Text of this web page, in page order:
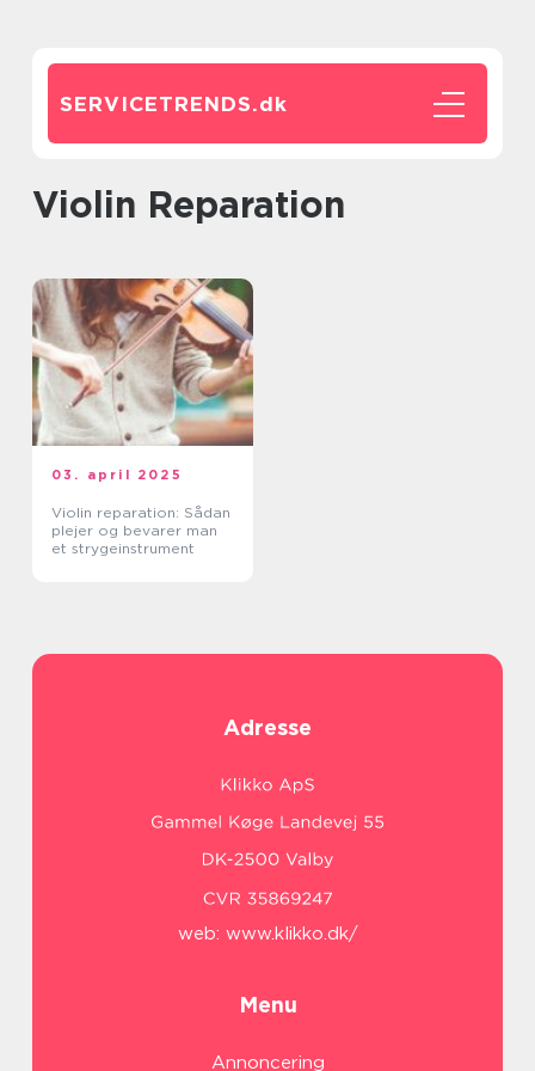
SERVICETRENDS.dk
Violin Reparation
03. april 2025
Violin reparation: Sådan
plejer og bevarer man
et strygeinstrument
Adresse
web: www.klikko.dk/
Menu
Annoncering